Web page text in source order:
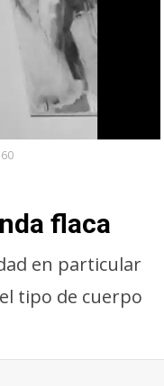
flaca
en particular
tipo de cuerpo